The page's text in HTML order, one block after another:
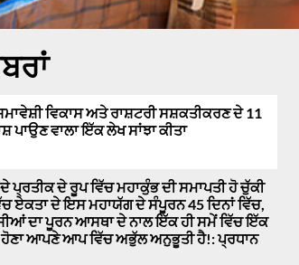
ਵਿਕਾਸ ਅਤੇ ਰਾਸ਼ਟਰੀ ਸਸ਼ਕਤੀਕਰਣ ਦੇ 11
ਪਾਉਣ ਵਾਲਾ ਇੱਕ ਲੇਖ ਸਾਂਝਾ ਕੀਤਾ
ਪ੍ਰਤੀਕ ਦੇ ਰੂਪ ਵਿੱਚ ਮਹਾਕੁੰਭ ਦੀ ਸਮਾਪਤੀ ਹੋ ਚੁੱਕੀ
ਏਕਤਾ ਦੇ ਇਸ ਮਹਾਯੱਗ ਦੇ ਸੰਪੂਰਨ 45 ਦਿਨਾਂ ਵਿੱਚ,
ਦਾ ਪੂਰਨ ਆਸਥਾ ਦੇ ਨਾਲ ਇੱਕ ਹੀ ਸਮੇਂ ਵਿੱਚ ਇੱਕ
ਹੋਣਾ ਆਪਣੇ ਆਪ ਵਿੱਚ ਅਭੁੱਲ ਅਨੁਭੂਤੀ ਹੈ!: ਪ੍ਰਧਾਨ